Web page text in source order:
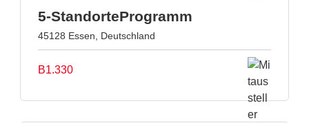
5-StandorteProgramm
45128 Essen, Deutschland
B1.330